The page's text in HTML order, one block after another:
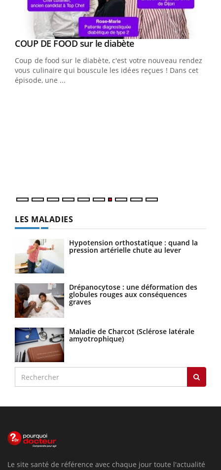
Youtube
COUP DE FOOD sur le diabèteYoutube
Coup de food sur le diabète, c'est votre nouveau rendez-
vous culinaire qui bouscule les idées reçues ! Dans cet
épisode, une ...
LES MALADIES
Hypotension orthostatique : quand la
pression artérielle chute au lever
Drépanocytose : une déformation des
globules rouges aux conséquences
graves
Maladie de Charcot (Sclérose latérale
amyotrophique)
Le site santé de référence avec chaque jour toute l'actualité